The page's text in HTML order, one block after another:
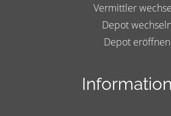
Vermittler
Depot wechseln
Depot eröffnen